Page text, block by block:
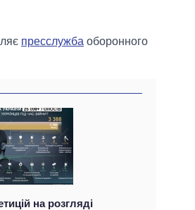
пресслужба оборонного
на розгляді